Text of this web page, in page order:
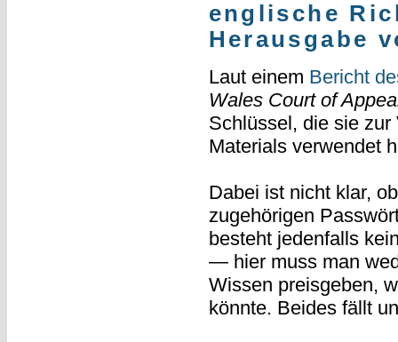
englische
Herausgabe
Laut einem Bericht
Wales Court of
Schlüssel, die sie
Materials verwendet
Dabei ist nicht klar,
zugehörigen
besteht jedenfalls
— hier muss man
Wissen preisgeben,
könnte. Beides fällt